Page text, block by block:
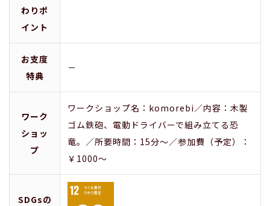
わりポ
イント
お支度
特典
－
ワーク
ショッ
プ
ワークショップ名：komorebi／内容：木製
ゴム鉄砲、電動ドライバーで組み立てる恐
竜。／所要時間：15分～／参加費（予定）：
￥1000～
SDGsの